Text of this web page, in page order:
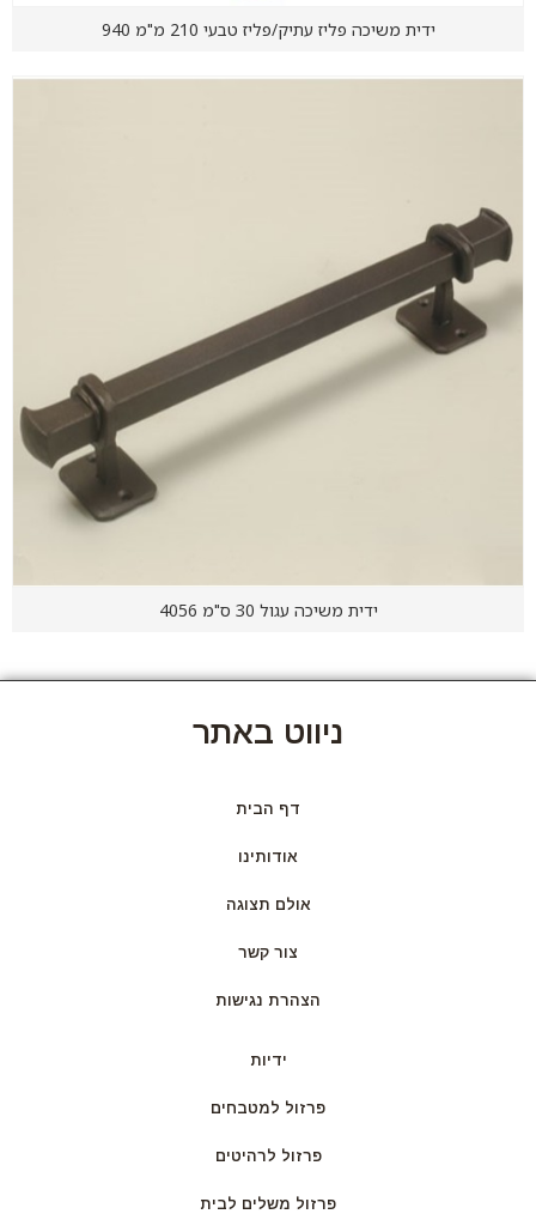
ידית משיכה פליז עתיק/פליז טבעי 210 מ"מ 940
ידית משיכה עגול 30 ס"מ 4056
ניווט באתר
דף הבית
אודותינו
אולם תצוגה
צור קשר
הצהרת נגישות
ידיות
פרזול למטבחים
פרזול לרהיטים
פרזול משלים לבית